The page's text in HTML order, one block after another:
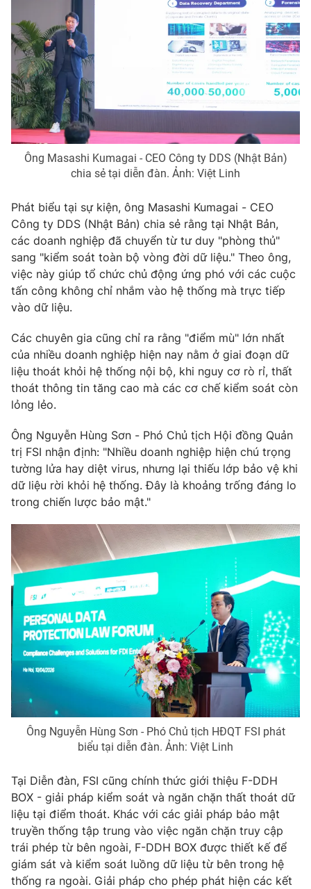
Ông Masashi Kumagai - CEO Công ty DDS (Nhật Bản)
chia sẻ tại diễn đàn. Ảnh: Việt Linh
Phát biểu tại sự kiện, ông Masashi Kumagai - CEO
Công ty DDS (Nhật Bản) chia sẻ rằng tại Nhật Bản,
các doanh nghiệp đã chuyển từ tư duy "phòng thủ"
sang "kiểm soát toàn bộ vòng đời dữ liệu." Theo ông,
việc này giúp tổ chức chủ động ứng phó với các cuộc
tấn công không chỉ nhắm vào hệ thống mà trực tiếp
vào dữ liệu.
Các chuyên gia cũng chỉ ra rằng "điểm mù" lớn nhất
của nhiều doanh nghiệp hiện nay nằm ở giai đoạn dữ
liệu thoát khỏi hệ thống nội bộ, khi nguy cơ rò rỉ, thất
thoát thông tin tăng cao mà các cơ chế kiểm soát còn
lỏng lẻo.
Ông Nguyễn Hùng Sơn - Phó Chủ tịch Hội đồng Quản
trị FSI nhận định: "Nhiều doanh nghiệp hiện chú trọng
tường lửa hay diệt virus, nhưng lại thiếu lớp bảo vệ khi
dữ liệu rời khỏi hệ thống. Đây là khoảng trống đáng lo
trong chiến lược bảo mật."
Ông Nguyễn Hùng Sơn - Phó Chủ tịch HĐQT FSI phát
biểu tại diễn đàn. Ảnh: Việt Linh
Tại Diễn đàn, FSI cũng chính thức giới thiệu F-DDH
BOX - giải pháp kiểm soát và ngăn chặn thất thoát dữ
liệu tại điểm thoát. Khác với các giải pháp bảo mật
truyền thống tập trung vào việc ngăn chặn truy cập
trái phép từ bên ngoài, F-DDH BOX được thiết kế để
giám sát và kiểm soát luồng dữ liệu từ bên trong hệ
thống ra ngoài. Giải pháp cho phép phát hiện các kết